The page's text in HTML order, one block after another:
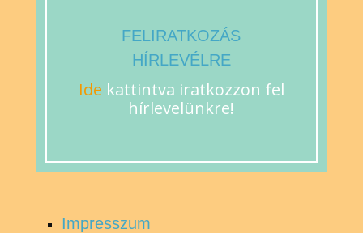
FELIRATKOZÁS
HÍRLEVÉLRE
Ide kattintva iratkozzon fel
hírlevelünkre!
Impresszum